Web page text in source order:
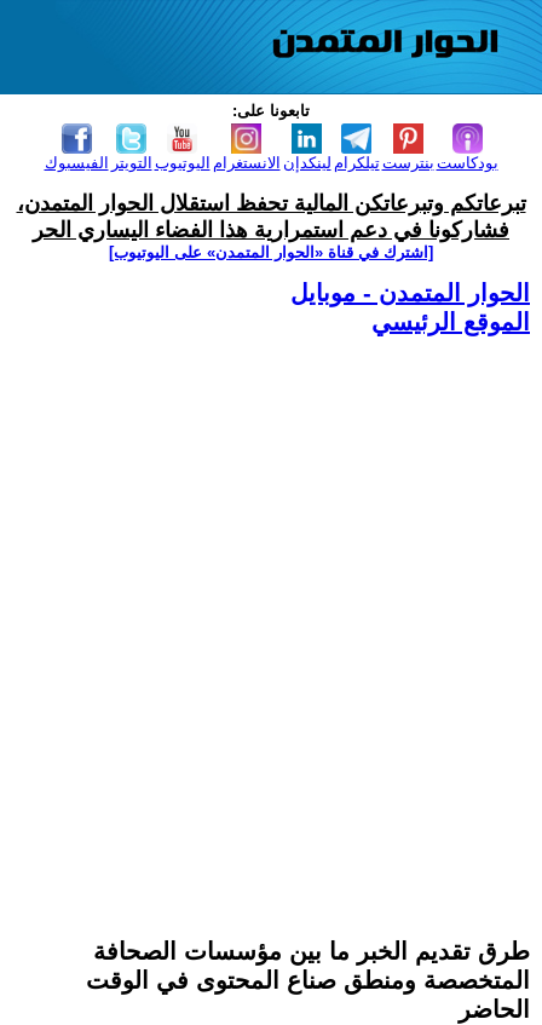
تابعونا على:
الفيسبوك التويتر اليوتيوب الانستغرام لينكدإن تيلكرامبنترست بودكاست
تبرعاتكم وتبرعاتكن المالية تحفظ استقلال الحوار المتمدن،
فشاركونا في دعم استمرارية هذا الفضاء اليساري الحر
[اشترك في قناة ‫«الحوار المتمدن» على اليوتيوب]
الحوار المتمدن - موبايل
الموقع الرئيسي
طرق تقديم الخبر ما بين مؤسسات الصحافة
المتخصصة ومنطق صناع المحتوى في الوقت
الحاضر